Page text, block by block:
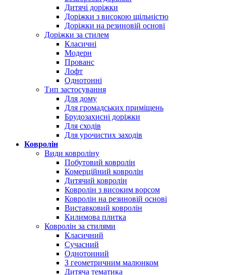
Дитячі доріжки
Доріжки з високою щільністю
Доріжки на резиновій основі
Доріжки за стилем
Класичні
Модерн
Прованс
Лофт
Однотонні
Тип застосування
Для дому
Для громадських приміщень
Брудозахисні доріжки
Для сходів
Для урочистих заходів
Ковролін
Види ковроліну
Побутовий ковролін
Комерційний ковролін
Дитячий ковролін
Ковролін з високим ворсом
Ковролін на резиновій основі
Виставковий ковролін
Килимова плитка
Ковролін за стилями
Класичний
Сучасний
Однотонний
З геометричним малюнком
Дитяча тематика